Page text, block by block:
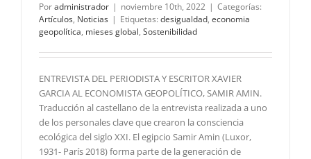
Poradministrador | noviembre 10th, 2022 | Categorías:
Artículos, Noticias | Etiquetas: desigualdad, economia
geopolítica, mieses global, Sostenibilidad
ENTREVISTA DEL PERIODISTA Y ESCRITOR XAVIER
GARCIA AL ECONOMISTA GEOPOLÍTICO, SAMIR AMIN.
Traducción al castellano de la entrevista realizada a uno
de los personales clave que crearon la consciencia
ecológica del siglo XXI. El egipcio Samir Amin (Luxor,
1931- París 2018) forma parte de la generación de